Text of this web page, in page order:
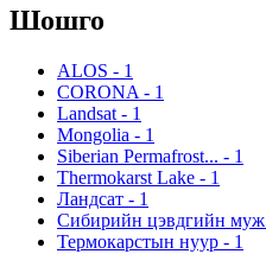
Шошго
ALOS - 1
CORONA - 1
Landsat - 1
Mongolia - 1
Siberian Permafrost... - 1
Thermokarst Lake - 1
Ландсат - 1
Сибирийн цэвдгийн муж
Термокарстын нуур - 1